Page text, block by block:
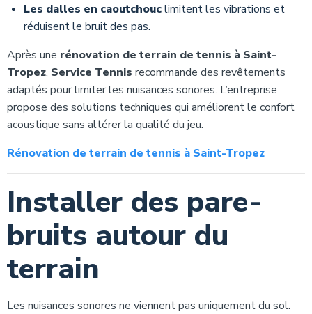
Les dalles en caoutchouclimitent les vibrations et
réduisent le bruit des pas.
Après une rénovation de terrain de tennis à Saint-
Tropez, Service Tennis recommande des revêtements
adaptés pour limiter les nuisances sonores. L’entreprise
propose des solutions techniques qui améliorent le confort
acoustique sans altérer la qualité du jeu.
Rénovation de terrain de tennis à Saint-Tropez
Installer des pare-
bruits autour du
terrain
Les nuisances sonores ne viennent pas uniquement du sol.